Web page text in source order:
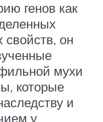
генов как
свойств, он
мухи
которые
и
у